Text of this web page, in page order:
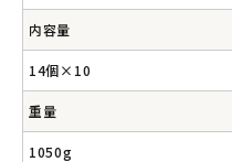
内容量
14個×10
重量
1050g